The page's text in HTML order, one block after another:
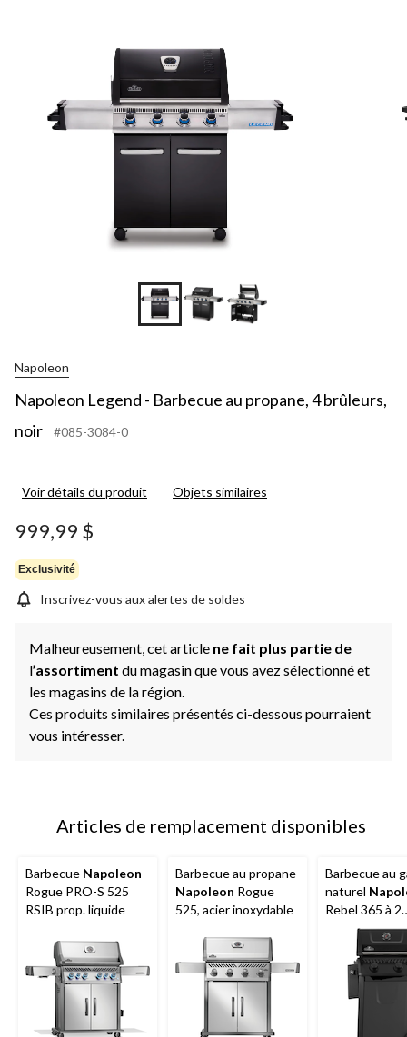
Napoleon
Napoleon Legend - Barbecue au propane, 4 brûleurs,
noir
#085-3084-0
Voir détails du produit Objets similaires
999,99 $
Exclusivité
Inscrivez-vous aux alertes de soldes
Malheureusement, cet article ne fait plus partie de
l’assortiment du magasin que vous avez sélectionné et
les magasins de la région.
Ces produits similaires présentés ci-dessous pourraient
vous intéresser.
Articles de remplacement disponibles
Barbecue Napoleon
Rogue PRO-S 525
RSIB prop. liquide
Barbecue au propane
Napoleon Rogue
525, acier inoxydable
Barbecue au
naturel
Rebel 365 à 2
brûleurs, noir